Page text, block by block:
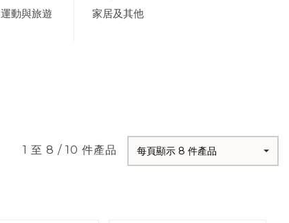
運動與旅遊 家居及其他
1 至 8 / 10 件產品 每頁顯示 8 件產品